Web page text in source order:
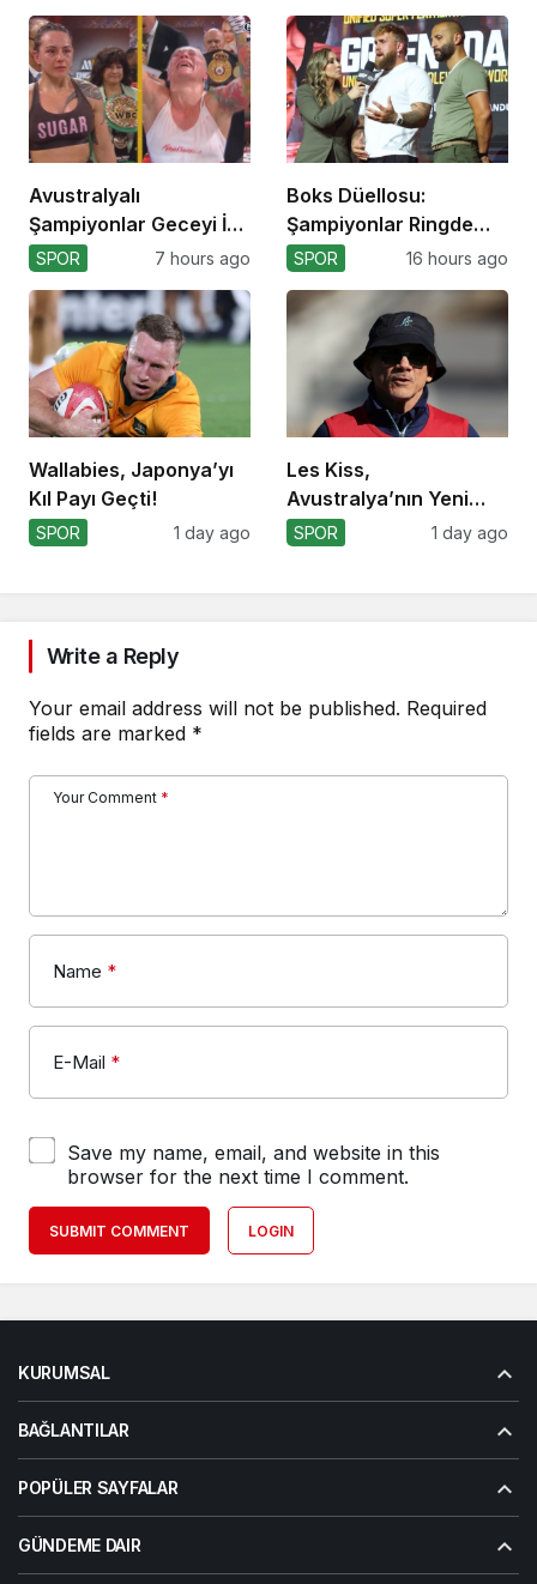
Avustralyalı
Şampiyonlar Geceyi İki
Yenilgiyle Kapadı
SPOR 7 hours ago
Boks Düellosu:
Şampiyonlar Ringde
Kapışacak!
SPOR 16 hours ago
Wallabies, Japonya’yı
Kıl Payı Geçti!
SPOR 1 day ago
Les Kiss,
Avustralya’nın Yeni
Koçu Olarak Debüt
SPOR 1 day ago
Write a Reply
Your email address will not be published. Required
fields are marked *
Your Comment *
Name *
E-Mail *
Save my name, email, and website in this
browser for the next time I comment.
SUBMIT COMMENT LOGIN
KURUMSAL
BAĞLANTILAR
POPÜLER SAYFALAR
GÜNDEME DAIR